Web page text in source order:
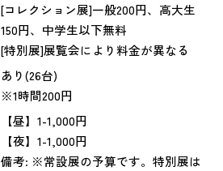
[コレクション展]一般200円、高大生
150円、中学生以下無料
[特別展]展覧会により料金が異なる
あり(26台)
※1時間200円
【昼】1-1,000円
【夜】1-1,000円
備考: ※常設展の予算です。特別展は